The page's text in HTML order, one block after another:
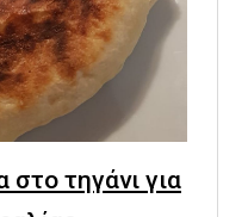
τηγάνι για